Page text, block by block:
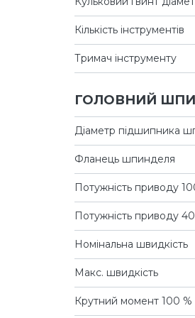
Кількість інструментів
Тримач інструменту
ГОЛОВНИЙ
Діаметр підшипника
Фланець шпинделя
Потужність приводу
Потужність приводу
Номінальна швидкість
Макс. швидкість
Крутний момент 100 %